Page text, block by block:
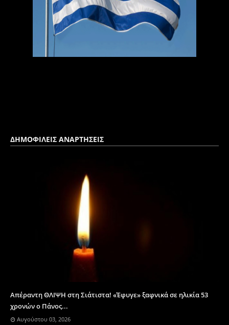
ΔΗΜΟΦΙΛΕΙΣ ΑΝΑΡΤΗΣΕΙΣ
Απέραντη ΘΛΙΨΗ στη Σιάτιστα! «Έφυγε» ξαφνικά σε ηλικία 53
χρονών ο Πάνος...
Αυγούστου 03, 2026